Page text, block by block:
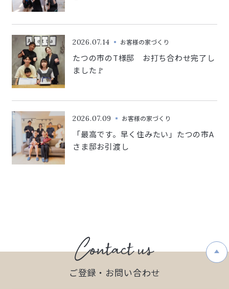
2026.07.14 お客様の家づくり
たつの市のT様邸 お打ち合わせ完了し
ました🚩
2026.07.09 お客様の家づくり
「最高です。早く住みたい」たつの市A
さま邸お引渡し
ご登録・お問い合わせ